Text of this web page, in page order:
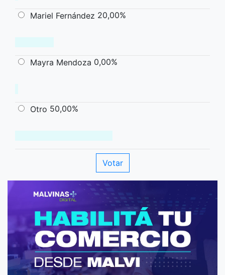
Mariel Fernández 20,00%
Mayra Mendoza 0,00%
Otro 50,00%